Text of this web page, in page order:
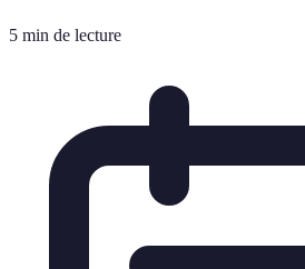
5 min de lecture